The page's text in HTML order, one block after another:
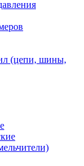
(цепи, шины,